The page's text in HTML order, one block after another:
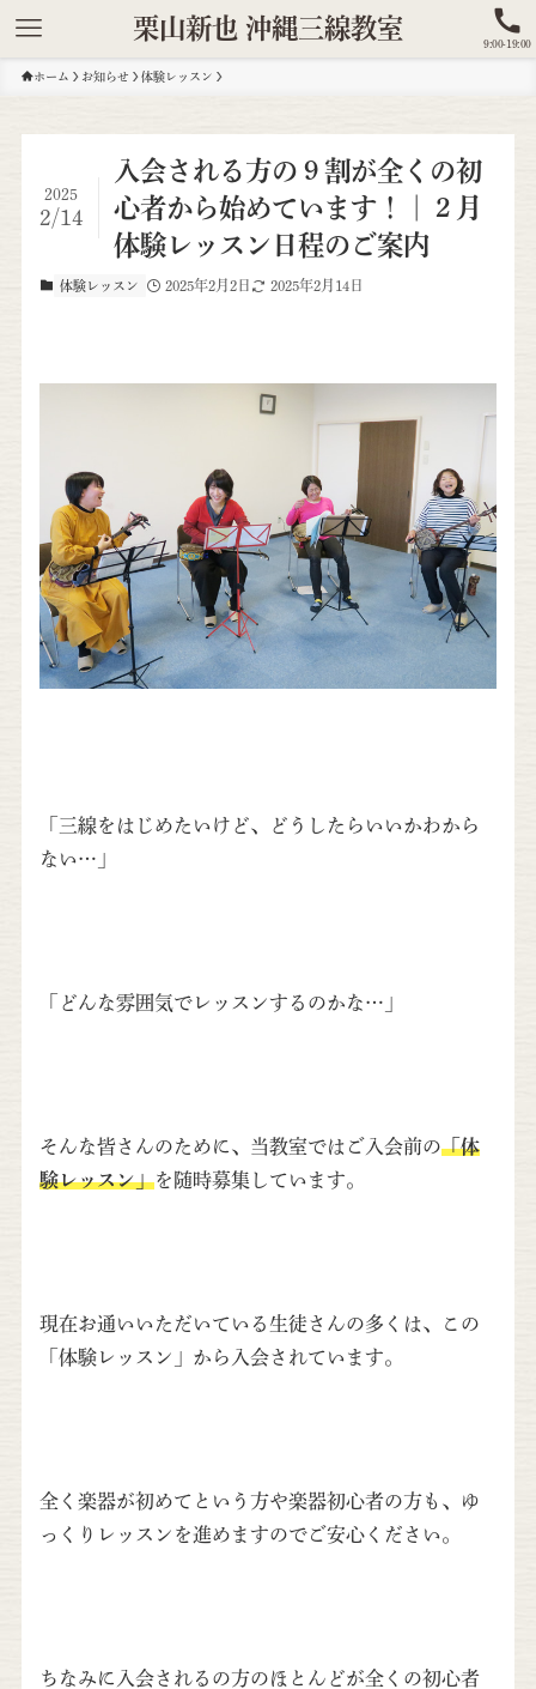
栗山新也 沖縄三線教室
9:00-19:00
ホーム お知らせ 体験レッスン
入会される方の９割が全くの初
心者から始めています！｜２月
体験レッスン日程のご案内
2025
2/14
体験レッスン 2025年2月2日 2025年2月14日
「三線をはじめたいけど、どうしたらいいかわから
ない…」
「どんな雰囲気でレッスンするのかな…」
そんな皆さんのために、当教室ではご入会前の「体
験レッスン」を随時募集しています。
現在お通いいただいている生徒さんの多くは、この
体験レッスン」から入会されています。
全く楽器が初めてという方や楽器初心者の方も、
ゆ
っくりレッスンを進めますのでご安心ください。
ちなみに入会されるの方のほとんどが全くの初心者